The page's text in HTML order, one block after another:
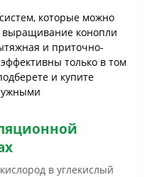
которые можно
конопли
и приточно-
только в том
и купите
в углекислый